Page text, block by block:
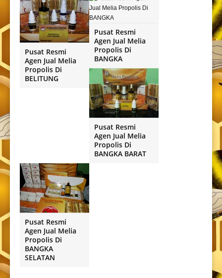
Pusat Resmi
Agen Jual Melia
Propolis Di
BELITUNG
Pusat Resmi
Agen Jual Melia
Propolis Di
BANGKA
Pusat Resmi
Agen Jual Melia
Propolis Di
BANGKA BARAT
Pusat Resmi
Agen Jual Melia
Propolis Di
BANGKA
SELATAN